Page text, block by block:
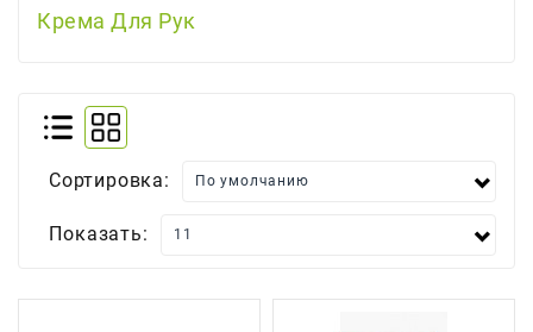
Для
Лица
Для
Малышей
Мытья
Крема Для Рук
Сортировка:
Показать: